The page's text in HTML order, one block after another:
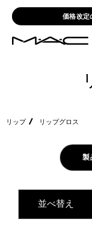
価格改
リップ リップグロス
製